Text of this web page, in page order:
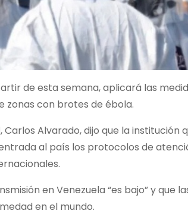
de esta semana, aplicará las
zonas con brotes de ébola.
Carlos Alvarado, dijo que la institución
al país los protocolos de
en Venezuela “es bajo” y que
en el mundo.